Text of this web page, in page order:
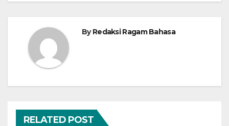
ByRedaksi Ragam Bahasa
RELATED POST